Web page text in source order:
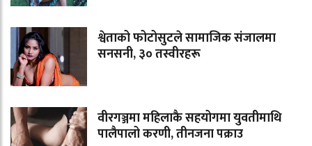
श्वेताको फोटोसुटले सामाजिक संजालमा
सनसनी, ३० तस्वीरहरू
वीरगञ्जमा महिलाकै सहयोगमा युवतीमाथि
पालैपालो करणी, तीनजना पक्राउ